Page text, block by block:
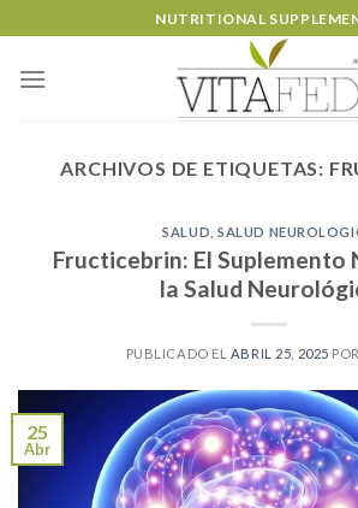
to
content
NUTRITIONAL
ARCHIVOS DE ETIQUETAS:
SALUD ,SALUD
Fructicebrin: El Suplemento
la Salud
PUBLICADO EL ABRIL 25, 2025 POR
25
Abr